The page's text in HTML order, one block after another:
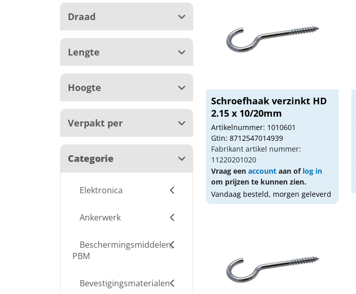
Draad
Lengte
Hoogte
Verpakt per
Categorie
Elektronica
Ankerwerk
Beschermingsmiddelen,
PBM
Bevestigingsmaterialen
Schroefhaak verzinkt HD
2.15 x 10/20mm
Artikelnummer: 1010601
Gtin: 8712547014939
Fabrikant artikel nummer:
11220201020
Vraag een accountaan of log in
om prijzen te kunnen zien.
Vandaag besteld, morgen geleverd